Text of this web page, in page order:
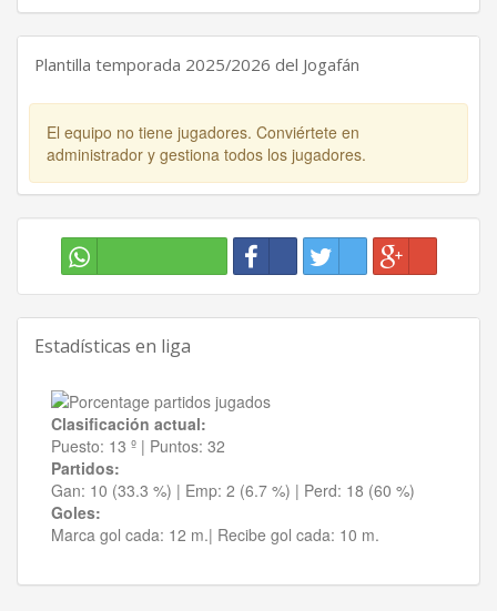
Plantilla temporada 2025/2026 del Jogafán
El equipo no tiene jugadores. Conviértete en
administrador y gestiona todos los jugadores.
Estadísticas en liga
Clasificación actual:
Puesto: 13 º | Puntos: 32
Partidos:
Gan: 10 (33.3 %) | Emp: 2 (6.7 %) | Perd: 18 (60 %)
Goles:
Marca gol cada: 12 m.| Recibe gol cada: 10 m.